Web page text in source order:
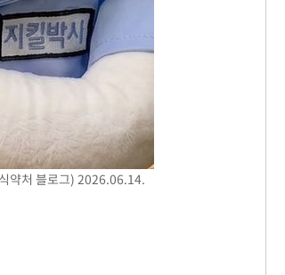
약처 블로그) 2026.06.14.